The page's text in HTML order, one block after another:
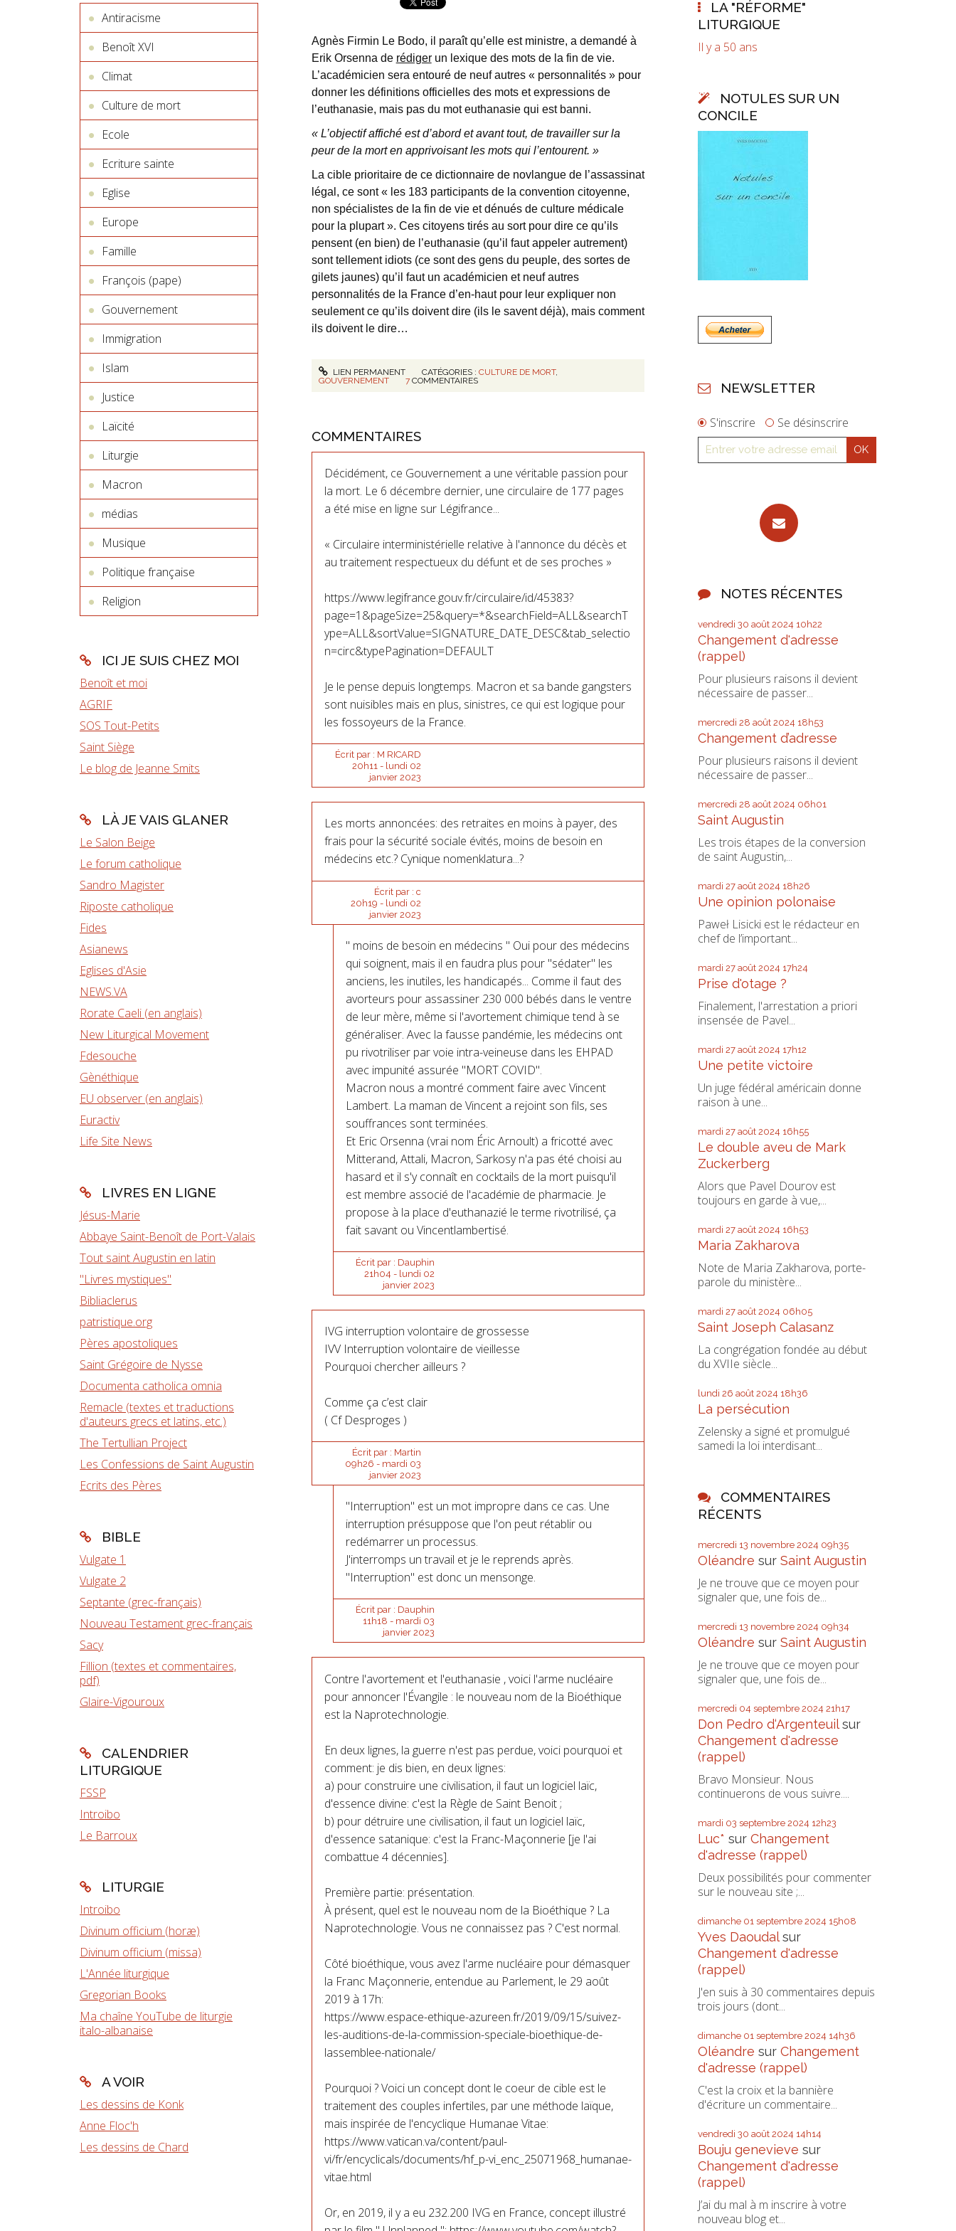
Antiracisme
Benoît XVI
Climat
Culture de mort
Ecole
Ecriture sainte
Eglise
Europe
Famille
François (pape)
Gouvernement
Immigration
Islam
Justice
Laïcité
Liturgie
Macron
médias
Musique
Politique française
Religion
ICI JE SUIS CHEZ MOI
Benoît et moi
AGRIF
SOS Tout-Petits
Saint Siège
Le blog de Jeanne Smits
LÀ JE VAIS GLANER
Le Salon Beige
Le forum catholique
Sandro Magister
Riposte catholique
Fides
Asianews
Eglises d'Asie
NEWS.VA
Rorate Caeli (en anglais)
New Liturgical Movement
Fdesouche
Gènéthique
EU observer (en anglais)
Euractiv
Life Site News
LIVRES EN LIGNE
Jésus-Marie
Abbaye Saint-Benoît de Port-Valais
Tout saint Augustin en latin
"Livres mystiques"
Bibliaclerus
patristique.org
Pères apostoliques
Saint Grégoire de Nysse
Documenta catholica omnia
Remacle (textes et traductions
d'auteurs grecs et latins, etc.)
The Tertullian Project
Les Confessions de Saint Augustin
Ecrits des Pères
BIBLE
Vulgate 1
Vulgate 2
Septante (grec-français)
Nouveau Testament grec-français
Sacy
Fillion (textes et commentaires,
pdf)
Glaire-Vigouroux
CALENDRIER
LITURGIQUE
FSSP
Introibo
Le Barroux
LITURGIE
Introibo
Divinum officium (horæ)
Divinum officium (missa)
L'Année liturgique
Gregorian Books
Ma chaîne YouTube de liturgie
italo-albanaise
A VOIR
Les dessins de Konk
Anne Floc'h
Les dessins de Chard
Agnès Firmin Le Bodo, il paraît qu’elle est ministre, a demandé à
Erik Orsenna de rédigerun lexique des mots de la fin de vie.
L’académicien sera entouré de neuf autres « personnalités » pour
donner les définitions officielles des mots et expressions de
l’euthanasie, mais pas du mot euthanasie qui est banni.
« L’objectif affiché est d’abord et avant tout, de travailler sur la
peur de la mort en apprivoisant les mots qui l’entourent. »
La cible prioritaire de ce dictionnaire de novlangue de l’assassinat
légal, ce sont « les 183 participants de la convention citoyenne,
non spécialistes de la fin de vie et dénués de culture médicale
pour la plupart ». Ces citoyens tirés au sort pour dire ce qu’ils
pensent (en bien) de l’euthanasie (qu’il faut appeler autrement)
sont tellement idiots (ce sont des gens du peuple, des sortes de
gilets jaunes) qu’il faut un académicien et neuf autres
personnalités de la France d’en-haut pour leur expliquer non
seulement ce qu’ils doivent dire (ils le savent déjà), mais comment
ils doivent le dire…
LIEN PERMANENT CATÉGORIES :CULTURE DE MORT,
GOUVERNEMENT
7 COMMENTAIRES
COMMENTAIRES
Décidément, ce Gouvernement a une véritable passion pour
la mort. Le 6 décembre dernier, une circulaire de 177 pages
a été mise en ligne sur Légifrance...
« Circulaire interministérielle relative à l'annonce du décès et
au traitement respectueux du défunt et de ses proches »
https://www.legifrance.gouv.fr/circulaire/id/45383?
page=1&pageSize=25&query=*&searchField=ALL&searchT
ype=ALL&sortValue=SIGNATURE_DATE_DESC&tab_selectio
n=circ&typePagination=DEFAULT
Je le pense depuis longtemps. Macron et sa bande gangsters
sont nuisibles mais en plus, sinistres, ce qui est logique pour
les fossoyeurs de la France.
Écrit par : M RICARD
20h11- lundi 02
janvier 2023
Les morts annoncées: des retraites en moins à payer, des
frais pour la sécurité sociale évités, moins de besoin en
médecins etc.? Cynique nomenklatura...?
Écrit par : c
20h19 - lundi 02
janvier 2023
" moins de besoin en médecins " Oui pour des médecins
qui soignent, mais il en faudra plus pour "sédater" les
anciens, les inutiles, les handicapés... Comme il faut des
avorteurs pour assassiner 230 000 bébés dans le ventre
de leur mère, même si l'avortement chimique tend à se
généraliser. Avec la fausse pandémie, les médecins ont
pu rivotriliser par voie intra-veineuse dans les EHPAD
avec impunité assurée "MORT COVID".
Macron nous a montré comment faire avec Vincent
Lambert. La maman de Vincent a rejoint son fils, ses
souffrances sont terminées.
Et Eric Orsenna (vrai nom Éric Arnoult) a fricotté avec
Mitterand, Attali, Macron, Sarkosy n'a pas été choisi au
hasard et il s'y connaît en cocktails de la mort puisqu'il
est membre associé de l'académie de pharmacie. Je
propose à la place d'euthanazié le terme rivotrilisé, ça
fait savant ou Vincentlambertisé.
Écrit par : Dauphin
21h04 - lundi 02
janvier 2023
IVG interruption volontaire de grossesse
IVV Interruption volontaire de vieillesse
Pourquoi chercher ailleurs ?
Comme ça c’est clair
( Cf Desproges )
Écrit par : Martin
09h26 - mardi 03
janvier 2023
"Interruption" est un mot impropre dans ce cas. Une
interruption présuppose que l'on peut rétablir ou
redémarrer un processus.
J'interromps un travail et je le reprends après.
"Interruption" est donc un mensonge.
Écrit par : Dauphin
11h18 - mardi 03
janvier 2023
Contre l'avortement et l'euthanasie , voici l'arme nucléaire
pour annoncer l'Évangile : le nouveau nom de la Bioéthique
est la Naprotechnologie.
En deux lignes, la guerre n'est pas perdue, voici pourquoi et
comment: je dis bien, en deux lignes:
a) pour construire une civilisation, il faut un logiciel laïc,
d'essence divine: c'est la Règle de Saint Benoit ;
b) pour détruire une civilisation, il faut un logiciel laïc,
d'essence satanique: c'est la Franc-Maçonnerie [je l'ai
combattue 4 décennies].
Première partie: présentation.
À présent, quel est le nouveau nom de la Bioéthique ? La
Naprotechnologie. Vous ne connaissez pas ? C'est normal.
Côté bioéthique, vous avez l'arme nucléaire pour démasquer
la Franc Maçonnerie, entendue au Parlement, le 29 août
2019 à 17h:
https://www.espace-ethique-azureen.fr/2019/09/15/suivez-
les-auditions-de-la-commission-speciale-bioethique-de-
lassemblee-nationale/
Pourquoi ? Voici un concept dont le coeur de cible est le
traitement des couples infertiles, par une méthode laïque,
mais inspirée de l'encyclique Humanae Vitae:
https://www.vatican.va/content/paul-
vi/fr/encyclicals/documents/hf_p-vi_enc_25071968_humanae-
vitae.html
Or, en 2019, il y a eu 232.200 IVG en France, concept illustré
LA "RÉFORME"
LITURGIQUE
Il y a 50 ans
NOTULES SUR UN
CONCILE
NEWSLETTER
S'inscrire Se désinscrire
NOTES RÉCENTES
vendredi 30 août 2024 10h22
Changement d'adresse
(rappel)
Pour plusieurs raisons il devient
nécessaire de passer...
mercredi 28 août 2024 18h53
Changement d’adresse
Pour plusieurs raisons il devient
nécessaire de passer...
mercredi 28 août 2024 06h01
Saint Augustin
Les trois étapes de la conversion
de saint Augustin,...
mardi 27 août 2024 18h26
Une opinion polonaise
Paweł Lisicki est le rédacteur en
chef de l’important...
mardi 27 août 2024 17h24
Prise d'otage ?
Finalement, l'arrestation a priori
insensée de Pavel...
mardi 27 août 2024 17h12
Une petite victoire
Un juge fédéral américain donne
raison à une...
mardi 27 août 2024 16h55
Le double aveu de Mark
Zuckerberg
Alors que Pavel Dourov est
toujours en garde à vue,...
mardi 27 août 2024 16h53
Maria Zakharova
Note de Maria Zakharova, porte-
parole du ministère...
mardi 27 août 2024 06h05
Saint Joseph Calasanz
La congrégation fondée au début
du XVIIe siècle...
lundi 26 août 2024 18h36
La persécution
Zelensky a signé et promulgué
samedi la loi interdisant...
COMMENTAIRES
RÉCENTS
mercredi 13 novembre 2024 09h35
Oléandre sur Saint Augustin
Je ne trouve que ce moyen pour
signaler que, une fois de...
mercredi 13 novembre 2024 09h34
Oléandre sur Saint Augustin
Je ne trouve que ce moyen pour
signaler que, une fois de...
mercredi 04 septembre 2024 21h17
Don Pedro d‘Argenteuilsur
Changement d'adresse
(rappel)
Bravo Monsieur. Nous
continuerons de vous suivre....
mardi 03 septembre 2024 12h23
Luc* sur Changement
d'adresse (rappel)
Deux possibilités pour commenter
sur le nouveau site ;...
dimanche 01 septembre 2024 15h08
Yves Daoudalsur
Changement d'adresse
(rappel)
J'en suis à 30 commentaires depuis
trois jours (dont...
dimanche 01 septembre 2024 14h36
Oléandre sur Changement
d'adresse (rappel)
C'est la croix et la bannière
d'écriture un commentaire...
vendredi 30 août 2024 14h14
Bouju genevieve sur
Changement d'adresse
(rappel)
J’ai du mal à m inscrire à votre
nouveau blog et...